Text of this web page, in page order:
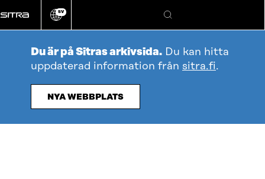
direkt
till
Ändra
språk
SV
Sök
Du är på Sitras arkivsida. Du kan hitta
uppdaterad information från sitra.fi.
NYA WEBBPLATS